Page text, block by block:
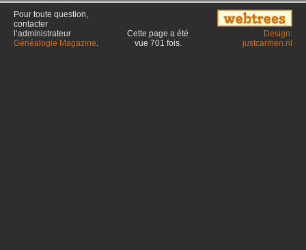
Pour toute question,
contacter
l’administrateur
Généalogie Magazine.
Cette page a été
vue 701 fois.
Design:
justcarmen.nl